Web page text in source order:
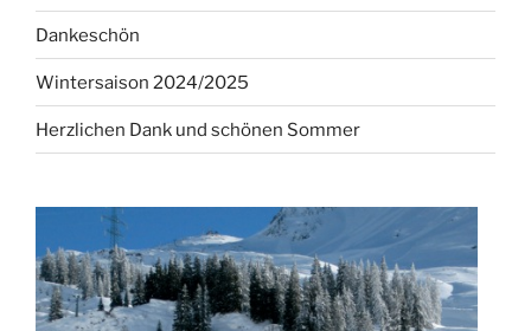
Dankeschön
Wintersaison 2024/2025
Herzlichen Dank und schönen Sommer